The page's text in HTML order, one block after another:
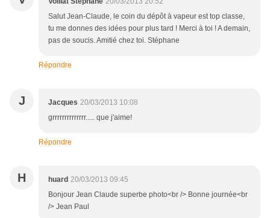
Salut Jean-Claude, le coin du dépôt à vapeur est top classe,
tu me donnes des idées pour plus tard ! Merci à toi ! A demain,
pas de soucis. Amitié chez toi. Stéphane
Répondre
J Jacques 20/03/2013 10:08
grrrrrrrrrrrrrr..... que j'aime!
Répondre
H huard 20/03/2013 09:45
Bonjour Jean Claude superbe photo<br /> Bonne journée<br
/> Jean Paul